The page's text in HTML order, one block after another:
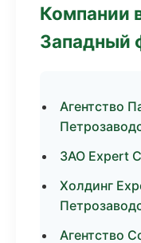
Компании
Западный
Агентство
ЗАО Expert
Холдинг
Агентство